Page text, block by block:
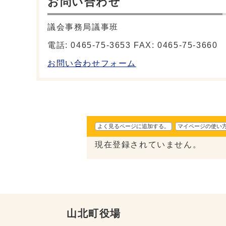
議会事務局議事班
電話: 0465-75-3653 FAX: 0465-75-3660
お問い合わせフォーム
よく見るページに追加する。 マイページの使い
現在登録されていません。
山北町役場